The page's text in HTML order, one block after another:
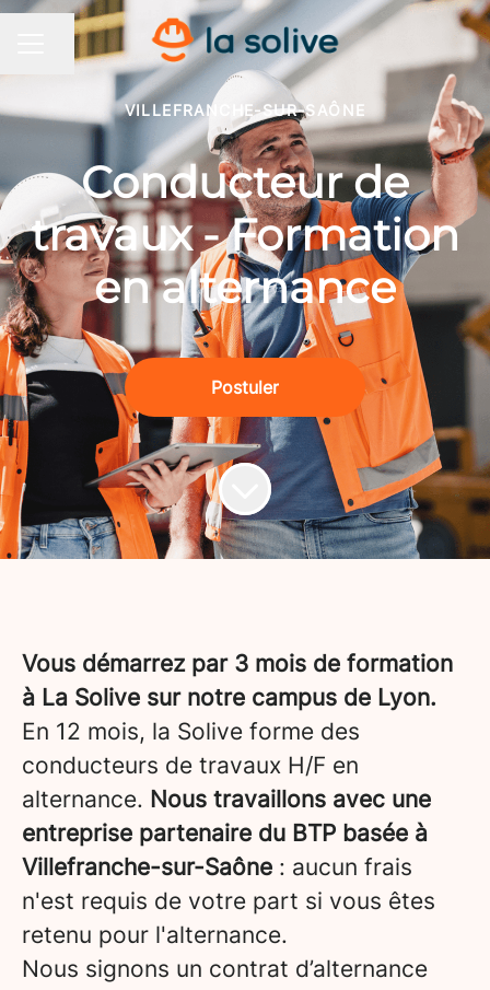
MENU CARRIÈRE
Partager la page
VILLEFRANCHE-SUR-SAÔNE
Conducteur de
travaux - Formation
en alternance
Postuler
Vous démarrez par 3 mois de formation
à La Solive sur notre campus de Lyon.
En 12 mois, la Solive forme des
conducteurs de travaux H/F en
alternance. Nous travaillons avec une
entreprise partenaire du BTP basée à
Villefranche-sur-Saône : aucun frais
n'est requis de votre part si vous êtes
retenu pour l'alternance.
Nous signons un contrat d’alternance